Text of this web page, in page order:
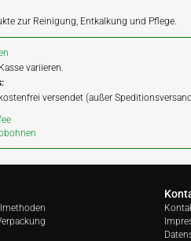
zur Reinigung, Entkalkung und Pflege.
variieren.
versendet (außer